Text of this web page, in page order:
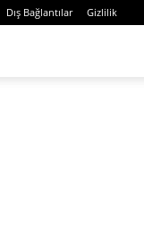
Dış Bağlantılar Gizlilik